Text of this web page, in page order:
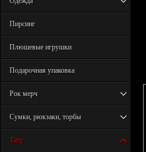
Пирсинг
Плюшевые игрушки
Подарочная упаковка
Рок мерч
Сумки, рюкзаки, торбы
Тату